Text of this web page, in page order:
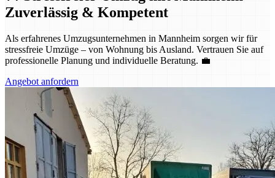
Zuverlässig & Kompetent
Als erfahrenes Umzugsunternehmen in Mannheim sorgen wir für
stressfreie Umzüge – von Wohnung bis Ausland. Vertrauen Sie auf
professionelle Planung und individuelle Beratung. 💼
Angebot anfordern